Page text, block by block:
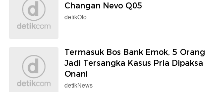
Changan Nevo Q05
detikOto
Termasuk Bos Bank Emok, 5 Orang
Jadi Tersangka Kasus Pria Dipaksa
Onani
detikNews